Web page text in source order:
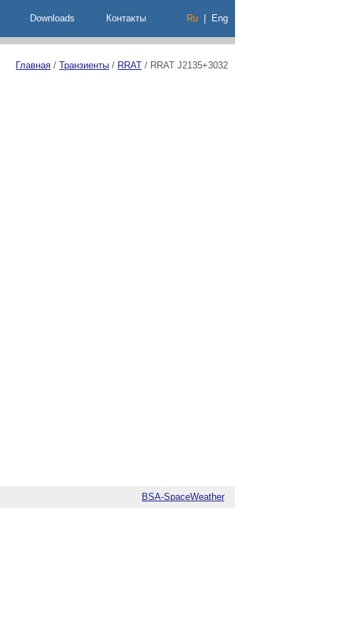
Downloads Контакты Ru Eng
Главная / Транзиенты / RRAT / RRAT J2135+3032
BSA-SpaceWeather